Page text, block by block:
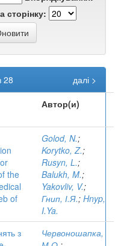
сторінку:
28
далі >
Автор(и)
the
of
Golod, N.;
Korytko, Z.;
Rusyn, L.;
Balukh, M.;
Yakovliv, V.;
Гнип, І.Я.; Hnyp,
I.Ya.
з
Червоношапка,